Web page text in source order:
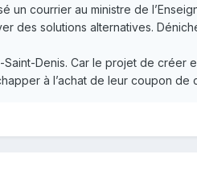
un courrier au ministre de
des solutions alternatives.
Denis. Car le projet de créer
à l’achat de leur coupon de